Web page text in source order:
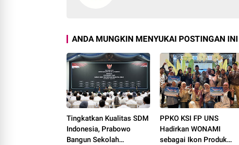
ANDA MUNGKIN MENYUKAI POSTINGAN INI
Tingkatkan Kualitas SDM
Indonesia, Prabowo
Bangun Sekolah
PPKO KSI FP UNS
Hadirkan WONAMI
sebagai Ikon Produk